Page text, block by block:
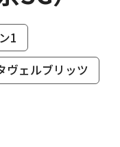
1
ヴェルブリッツ